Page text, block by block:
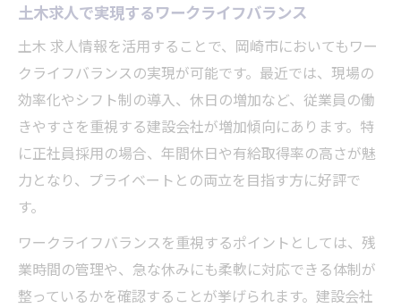
土木求人で実現するワークライフバランス
土木 求人情報を活用することで、岡崎市においてもワー
クライフバランスの実現が可能です。最近では、現場の
効率化やシフト制の導入、休日の増加など、従業員の働
きやすさを重視する建設会社が増加傾向にあります。特
に正社員採用の場合、年間休日や有給取得率の高さが魅
力となり、プライベートとの両立を目指す方に好評で
す。
ワークライフバランスを重視するポイントとしては、残
業時間の管理や、急な休みにも柔軟に対応できる体制が
整っているかを確認することが挙げられます。建設会社